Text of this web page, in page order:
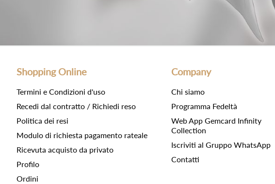
Shopping Online
Termini e Condizioni d'uso
Recedi dal contratto / Richiedi reso
Politica dei resi
Modulo di richiesta pagamento rateale
Ricevuta acquisto da privato
Profilo
Ordini
Company
Chi siamo
Programma Fedeltà
Web App Gemcard Infinity
Collection
Iscriviti al Gruppo WhatsApp
Contatti